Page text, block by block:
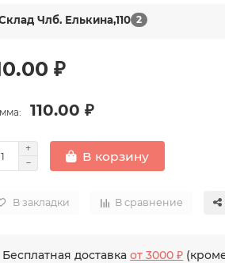
Члб. Елькина,110 2
₽
110.00 ₽
В корзину
В закладки В сравнение
Бесплатная доставкаот 3000 ₽